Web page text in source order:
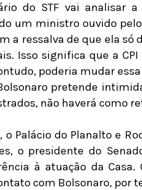
do STF vai analisar
um ministro ouvido
a ressalva de que ela
Isso significa que a
poderia mudar
pretende
não haverá como
o Palácio do Planalto e
o presidente do
à atuação da
com Bolsonaro, por